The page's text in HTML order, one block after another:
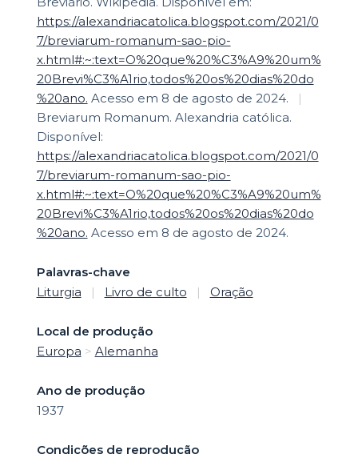
https://alexandriacatolica.blogspot.com/2021/0
7/breviarum-romanum-sao-pio-
x.html#:~:text=O%20que%20%C3%A9%20um%
20Brevi%C3%A1rio,todos%20os%20dias%20do
%20ano. Acesso em 8 de agosto de 2024.
|
Breviarum Romanum. Alexandria católica.
Disponível:
https://alexandriacatolica.blogspot.com/2021/0
7/breviarum-romanum-sao-pio-
x.html#:~:text=O%20que%20%C3%A9%20um%
20Brevi%C3%A1rio,todos%20os%20dias%20do
%20ano. Acesso em 8 de agosto de 2024.
Palavras-chave
Liturgia
| Livro de culto | Oração
Local de produção
Europa > Alemanha
Ano de produção
1937
Condições de reprodução